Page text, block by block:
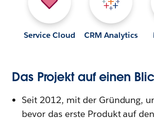
Service Cloud CRM Analytics
Das Projekt auf einen
Seit 2012, mit der Gründung,
bevor das erste Produkt auf